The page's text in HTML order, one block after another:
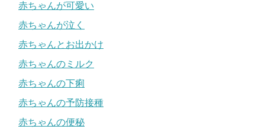
赤ちゃんが可愛い
赤ちゃんが泣く
赤ちゃんとお出かけ
赤ちゃんのミルク
赤ちゃんの下痢
赤ちゃんの予防接種
赤ちゃんの便秘